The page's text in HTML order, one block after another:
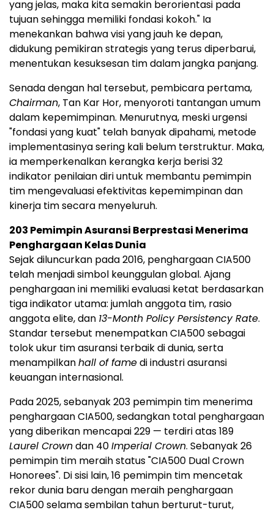
yang jelas, maka kita semakin berorientasi pada
tujuan sehingga memiliki fondasi kokoh." Ia
menekankan bahwa visi yang jauh ke depan,
didukung pemikiran strategis yang terus diperbarui,
menentukan kesuksesan tim dalam jangka panjang.
Senada dengan hal tersebut, pembicara pertama,
Chairman, Tan Kar Hor, menyoroti tantangan umum
dalam kepemimpinan. Menurutnya, meski urgensi
"fondasi yang kuat" telah banyak dipahami, metode
implementasinya sering kali belum terstruktur. Maka,
ia memperkenalkan kerangka kerja berisi 32
indikator penilaian diri untuk membantu pemimpin
tim mengevaluasi efektivitas kepemimpinan dan
kinerja tim secara menyeluruh.
203 Pemimpin Asuransi Berprestasi Menerima
Penghargaan Kelas Dunia
Sejak diluncurkan pada 2016, penghargaan CIA500
telah menjadi simbol keunggulan global. Ajang
penghargaan ini memiliki evaluasi ketat berdasarkan
tiga indikator utama: jumlah anggota tim, rasio
anggota elite, dan 13-Month Policy Persistency Rate.
Standar tersebut menempatkan CIA500 sebagai
tolok ukur tim asuransi terbaik di dunia, serta
menampilkanhall of famedi industri asuransi
keuangan internasional.
Pada 2025, sebanyak 203 pemimpin tim menerima
penghargaan CIA500, sedangkan total penghargaan
yang diberikan mencapai 229 — terdiri atas 189
Laurel Crowndan 40Imperial Crown. Sebanyak 26
pemimpin tim meraih status "CIA500 Dual Crown
Honorees". Di sisi lain, 16 pemimpin tim mencetak
rekor dunia baru dengan meraih penghargaan
CIA500 selama sembilan tahun berturut-turut,